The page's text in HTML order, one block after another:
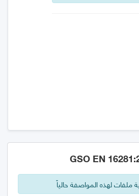
ملفات لهذه المواصفة حالياً